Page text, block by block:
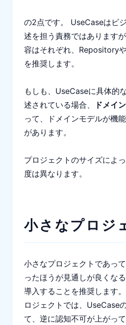
の2点です。 UseCaseはビ
述を担う責務ではあります
容はそれぞれ、Repository
を推奨します。
もしも、UseCaseに具体的
述されている場合、
ドメイ
って、ドメインモデルが機
があります。
プロジェクトのサイズによ
度は異なります。
小さなプロジ
小さなプロジェクトであっ
ったほうが見通しが良くな
導入することを推奨します
ロジェクトでは、UseCase
て、逆に認知不可が上がっ